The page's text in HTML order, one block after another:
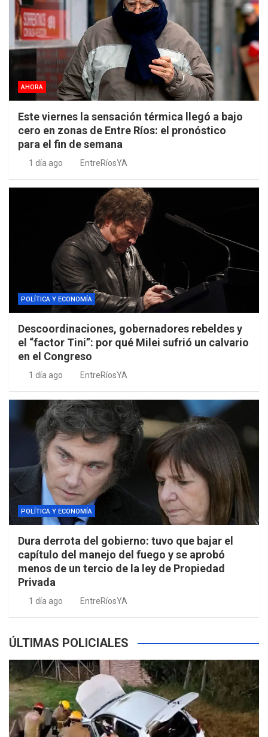
AHORA
Este viernes la sensación térmica llegó a bajo
cero en zonas de Entre Ríos: el pronóstico
para el fin de semana
1 día ago EntreRíosYA
POLÍTICA Y ECONOMÍA
Descoordinaciones, gobernadores rebeldes y
el “factor Tini”: por qué Milei sufrió un calvario
en el Congreso
1 día ago EntreRíosYA
POLÍTICA Y ECONOMÍA
Dura derrota del gobierno: tuvo que bajar el
capítulo del manejo del fuego y se aprobó
menos de un tercio de la ley de Propiedad
Privada
1 día ago EntreRíosYA
ÚLTIMAS POLICIALES